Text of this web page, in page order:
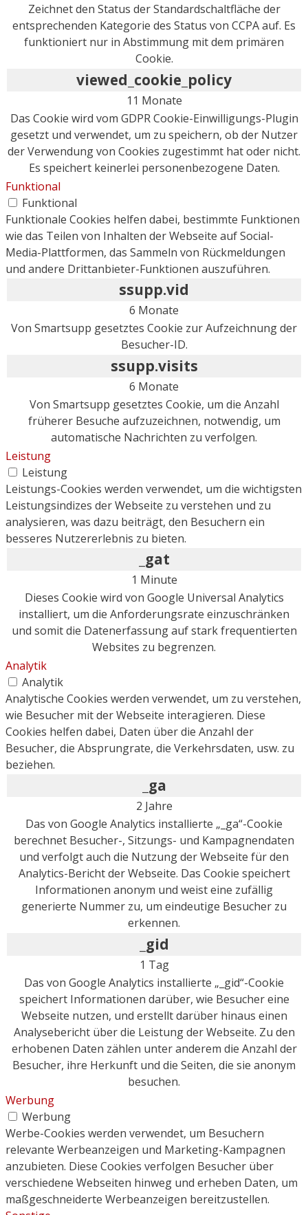
Zeichnet den Status der Standardschaltfläche der
entsprechenden Kategorie des Status von CCPA auf. Es
funktioniert nur in Abstimmung mit dem primären
Cookie.
viewed_cookie_policy
11 Monate
Das Cookie wird vom GDPR Cookie-Einwilligungs-Plugin
gesetzt und verwendet, um zu speichern, ob der Nutzer
der Verwendung von Cookies zugestimmt hat oder nicht.
Es speichert keinerlei personenbezogene Daten.
Funktional
Funktional
Funktionale Cookies helfen dabei, bestimmte Funktionen
wie das Teilen von Inhalten der Webseite auf Social-
Media-Plattformen, das Sammeln von Rückmeldungen
und andere Drittanbieter-Funktionen auszuführen.
ssupp.vid
6 Monate
Von Smartsupp gesetztes Cookie zur Aufzeichnung der
Besucher-ID.
ssupp.visits
6 Monate
Von Smartsupp gesetztes Cookie, um die Anzahl
früherer Besuche aufzuzeichnen, notwendig, um
automatische Nachrichten zu verfolgen.
Leistung
Leistung
Leistungs-Cookies werden verwendet, um die wichtigsten
Leistungsindizes der Webseite zu verstehen und zu
analysieren, was dazu beiträgt, den Besuchern ein
besseres Nutzererlebnis zu bieten.
_gat
1 Minute
Dieses Cookie wird von Google Universal Analytics
installiert, um die Anforderungsrate einzuschränken
und somit die Datenerfassung auf stark frequentierten
Websites zu begrenzen.
Analytik
Analytik
Analytische Cookies werden verwendet, um zu verstehen,
wie Besucher mit der Webseite interagieren. Diese
Cookies helfen dabei, Daten über die Anzahl der
Besucher, die Absprungrate, die Verkehrsdaten, usw. zu
beziehen.
_ga
2 Jahre
Das von Google Analytics installierte „_ga“-Cookie
berechnet Besucher-, Sitzungs- und Kampagnendaten
und verfolgt auch die Nutzung der Webseite für den
Analytics-Bericht der Webseite. Das Cookie speichert
Informationen anonym und weist eine zufällig
generierte Nummer zu, um eindeutige Besucher zu
erkennen.
_gid
1 Tag
Das von Google Analytics installierte „_gid“-Cookie
speichert Informationen darüber, wie Besucher eine
Webseite nutzen, und erstellt darüber hinaus einen
Analysebericht über die Leistung der Webseite. Zu den
erhobenen Daten zählen unter anderem die Anzahl der
Besucher, ihre Herkunft und die Seiten, die sie anonym
besuchen.
Werbung
Werbung
Werbe-Cookies werden verwendet, um Besuchern
relevante Werbeanzeigen und Marketing-Kampagnen
anzubieten. Diese Cookies verfolgen Besucher über
verschiedene Webseiten hinweg und erheben Daten, um
maßgeschneiderte Werbeanzeigen bereitzustellen.